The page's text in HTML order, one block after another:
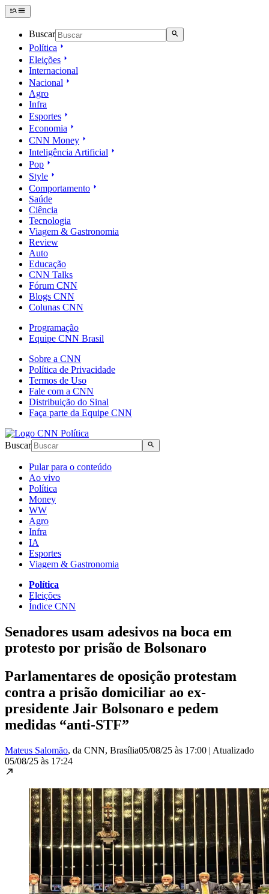
Buscar
Política
Eleições
Internacional
Nacional
Agro
Infra
Esportes
Economia
CNN Money
Inteligência Artificial
Pop
Style
Comportamento
Saúde
Ciência
Tecnologia
Viagem & Gastronomia
Review
Auto
Educação
CNN Talks
Fórum CNN
Blogs CNN
Colunas CNN
Programação
Equipe CNN Brasil
Sobre a CNN
Política de Privacidade
Termos de Uso
Fale com a CNN
Distribuição do Sinal
Faça parte da Equipe CNN
Buscar
Pular para o conteúdo
Ao vivo
Política
Money
WW
Agro
Infra
IA
Esportes
Viagem & Gastronomia
Política
Eleições
Índice CNN
Senadores usam adesivos na boca em
protesto por prisão de Bolsonaro
Parlamentares de oposição protestam
contra a prisão domiciliar ao ex-
presidente Jair Bolsonaro e pedem
medidas “anti-STF”
Mateus Salomão, da CNN, Brasília05/08/25 às 17:00 | Atualizado
05/08/25 às 17:24